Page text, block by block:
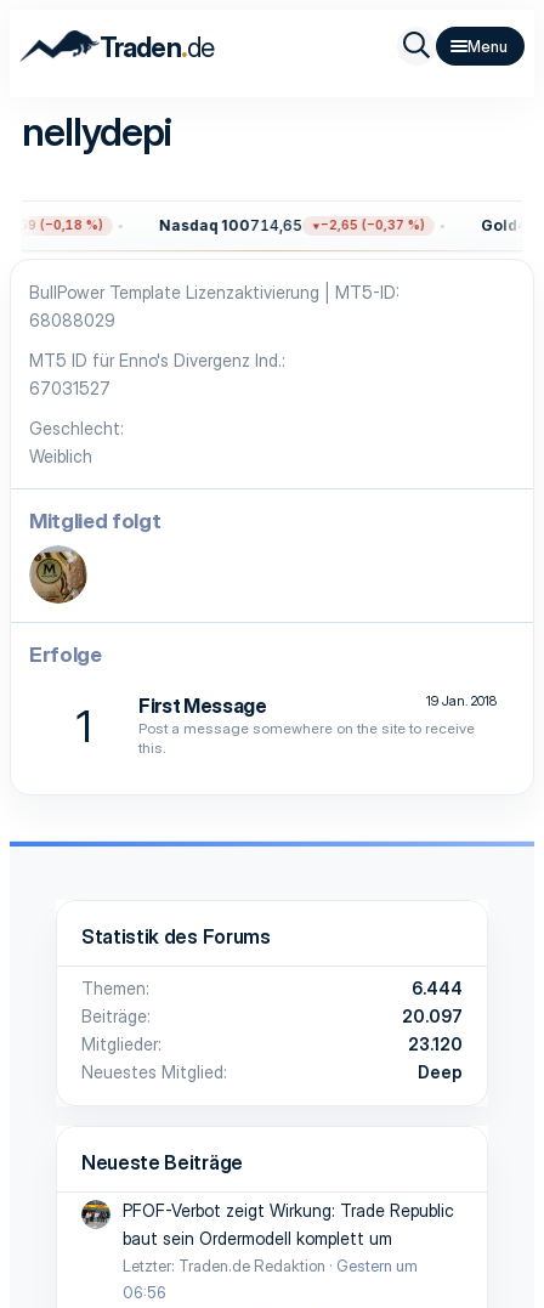
Traden.de
nellydepi
(−0,18 %) Nasdaq 100714,65 −2,65 (−0,37 %) Gold
BullPower Template Lizenzaktivierung | MT5-ID
68088029
MT5 ID für Enno's Divergenz Ind.
67031527
Geschlecht
Weiblich
Mitglied folgt
Erfolge
1 19 Jan. 2018
First Message
Post a message somewhere on the site to receive
this.
Statistik des Forums
Themen
6.444
Beiträge
20.097
Mitglieder
23.120
Neuestes Mitglied
Deep
Neueste Beiträge
PFOF-Verbot zeigt Wirkung: Trade Republic
baut sein Ordermodell komplett um
Letzter: Traden.de Redaktion
Gestern um
06:56